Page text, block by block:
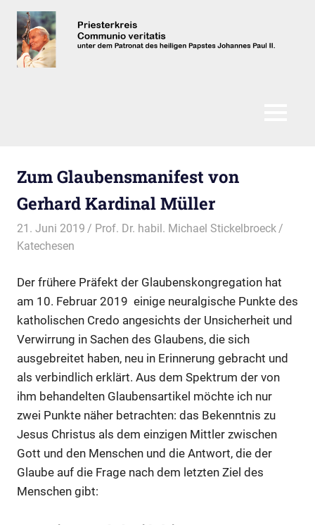
Zum
Inhalt
springen
Zum Glaubensmanifest von
Gerhard Kardinal Müller
21. Juni 2019
Prof. Dr. habil. Michael Stickelbroeck
Katechesen
Der frühere Präfekt der Glaubenskongregation hat
am 10. Februar 2019 einige neuralgische Punkte des
katholischen Credo angesichts der Unsicherheit und
Verwirrung in Sachen des Glaubens, die sich
ausgebreitet haben, neu in Erinnerung gebracht und
als verbindlich erklärt. Aus dem Spektrum der von
ihm behandelten Glaubensartikel möchte ich nur
zwei Punkte näher betrachten: das Bekenntnis zu
Jesus Christus als dem einzigen Mittler zwischen
Gott und den Menschen und die Antwort, die der
Glaube auf die Frage nach dem letzten Ziel des
Menschen gibt: